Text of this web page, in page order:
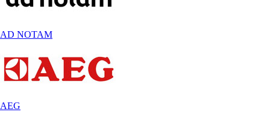
AD NOTAM
AEG